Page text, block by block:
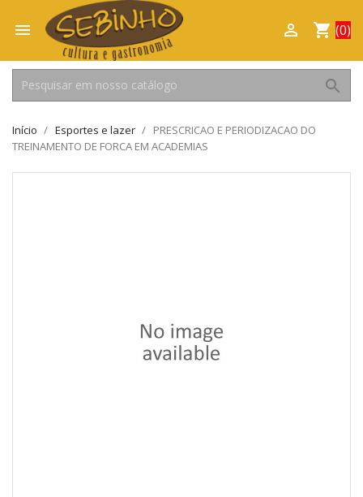
 shopping_cart (0)

search
Início Esportes e lazer
PRESCRICAO E PERIODIZACAO DO
TREINAMENTO DE FORCA EM ACADEMIAS